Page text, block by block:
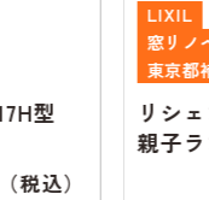
型
税込）
LIXIL
窓リノ
東京都
リシ
親子